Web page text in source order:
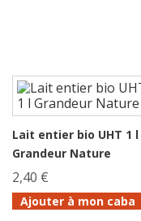
Lait entier bio UHT 1 l
Grandeur Nature
2,40 €
Ajouter à mon caba